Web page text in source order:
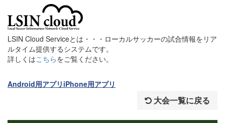
LSIN Cloud Serviceとは・・・ローカルサッカーの試合情報をリア
ルタイム提供するシステムです。
詳しくはこちらをご覧ください。
Android用アプリ iPhone用アプリ
大会一覧に戻る